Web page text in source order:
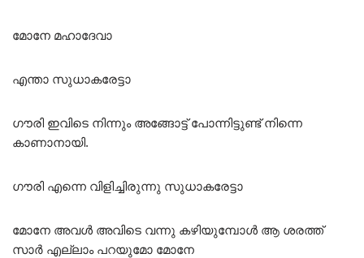
മോനേ മഹാദേവാ
എന്താ സുധാകരേട്ടാ
ഗൗരി ഇവിടെ നിന്നും അങ്ങോട്ട് പോന്നിട്ടുണ്ട് നിന്നെ
കാണാനായി.
ഗൗരി എന്നെ വിളിച്ചിരുന്നു സുധാകരേട്ടാ
മോനേ അവൾ അവിടെ വന്നു കഴിയുമ്പോൾ ആ ശരത്ത്
സാർ എല്ലാം പറയുമോ മോനേ